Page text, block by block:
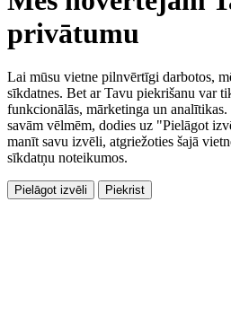
privātumu
Lai mūsu vietne pilnvērtīgi darbotos,
sīkdatnes. Bet ar Tavu piekrišanu var
funkcionālās, mārketinga un
savām vēlmēm, dodies uz "Pielāgot
manīt savu izvēli, atgriežoties šajā
sīkdatņu noteikumos.
Pielāgot izvēli Piekrist